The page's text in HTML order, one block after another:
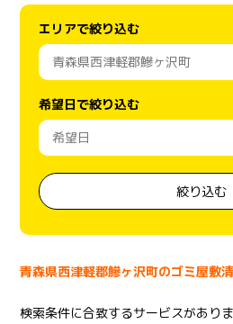
エリアで絞り込む
希望日で絞り込む
絞り込む
青森県西津軽郡鰺ヶ沢町のゴミ屋敷
検索条件に合致するサービスがあり